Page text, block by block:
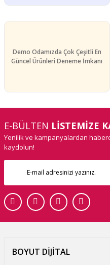
Demo Odamızda Çok Çeşitli En
Güncel Ürünleri Deneme İmkanı
E-BÜLTEN LİSTEMİZE
Yenilik ve kampanyalardan
kaydolun!
BOYUT DİJİTAL